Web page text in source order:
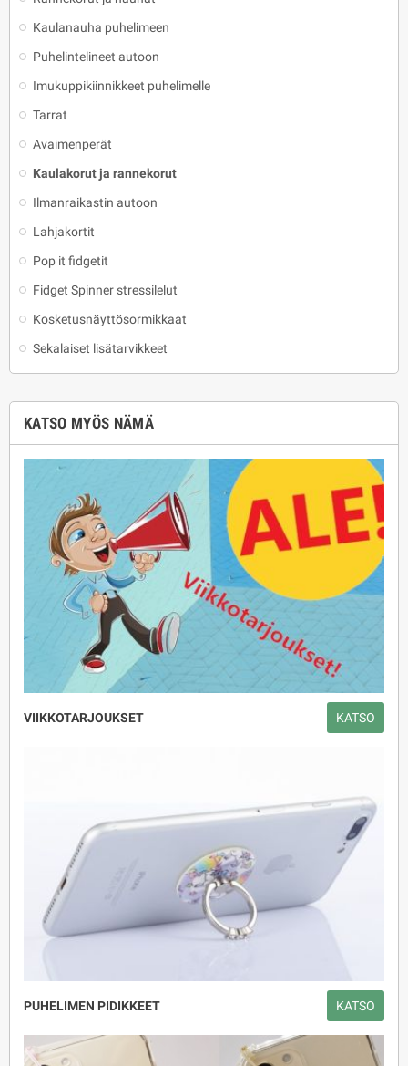
Kaulanauha puhelimeen
Puhelintelineet autoon
Imukuppikiinnikkeet puhelimelle
Tarrat
Avaimenperät
Kaulakorut ja rannekorut
Ilmanraikastin autoon
Lahjakortit
Pop it fidgetit
Fidget Spinner stressilelut
Kosketusnäyttösormikkaat
Sekalaiset lisätarvikkeet
KATSO MYÖS NÄMÄ
VIIKKOTARJOUKSET KATSO
PUHELIMEN PIDIKKEET KATSO